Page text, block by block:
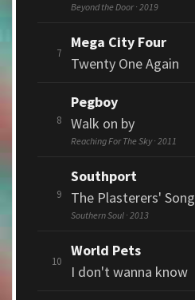
Beyond the Door · 2019
7
Mega City Four
Twenty One Again
8
Pegboy
Walk on by
Reaching For The Sky · 2011
9
Southport
The Plasterers' Song
Southern Soul · 2013
10
World Pets
I don't wanna know